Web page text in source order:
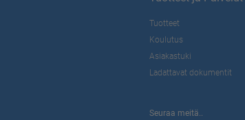
Tuotteet
Koulutus
Asiakastuki
Ladattavat dokumentit
Seuraa meitä..